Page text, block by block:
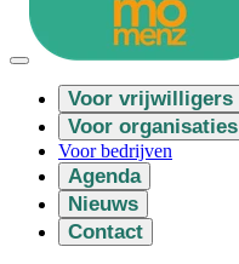
Voor vrijwilligers
Voor organisaties
Voor bedrijven
Agenda
Nieuws
Contact